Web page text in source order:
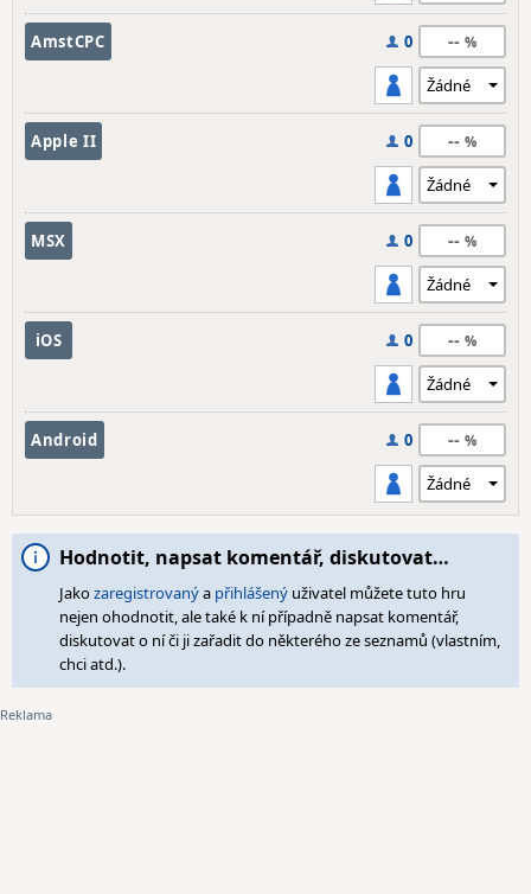
AmstCPC 0 --
Apple II 0 --
MSX 0 --
iOS 0 --
Android 0 --
Hodnotit, napsat komentář, diskutovat…
Jakozaregistrovanýa přihlášený uživatel můžete tuto hru
nejen ohodnotit, ale také k ní případně napsat komentář,
diskutovat o ní či ji zařadit do některého ze seznamů (vlastním,
chci atd.).